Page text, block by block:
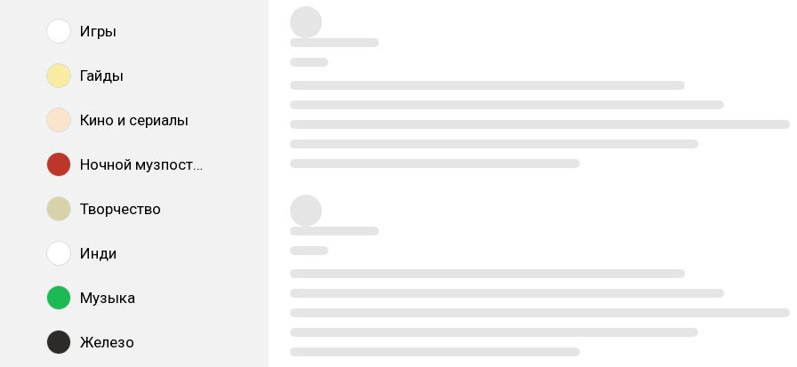
Игры
Гайды
Кино и сериалы
Ночной музпостинг
Творчество
Инди
Музыка
Железо